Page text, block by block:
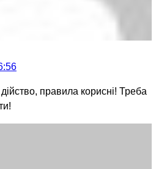
правила корисні! Треба